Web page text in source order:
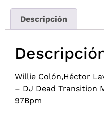
Descripción
Willie Colón,Héctor
– DJ Dead Transition
97Bpm